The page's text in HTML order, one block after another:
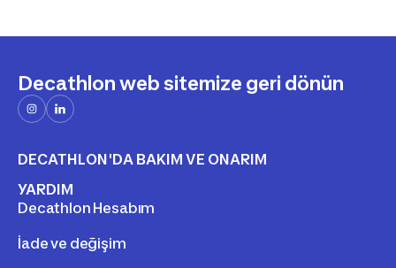
bağcık, mikrometrik toka ve ayağın üstünde kayış.
FARKLI KULLANIM ÇEŞİTLERİ 84 mm çapında
tekerleklerle uyumlu alüminyum frame. Sol ayağa
Decathlon web sitemize geri dönün
DECATHLON'DA BAKIM VE ONARIM
YARDIM
Decathlon Hesabım
İade ve değişim